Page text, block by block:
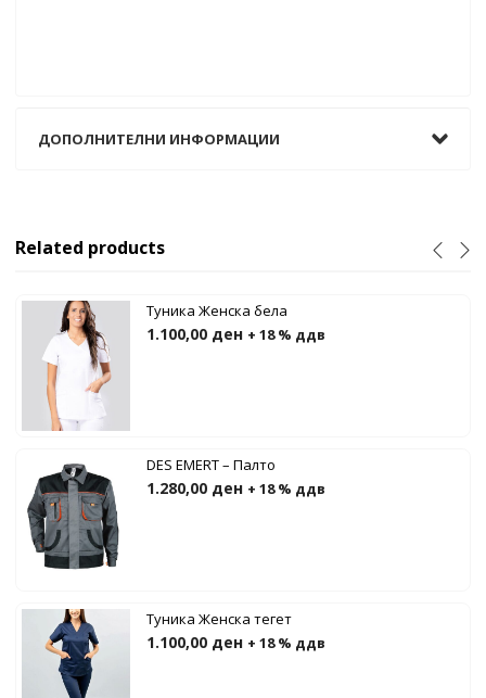
ДОПОЛНИТЕЛНИ ИНФОРМАЦИИ
Related products
Туника Женска бела
1.100,00 ден + 18 % ддв
DES EMERT – Палто
1.280,00 ден + 18 % ддв
Туника Женска тегет
1.100,00 ден + 18 % ддв